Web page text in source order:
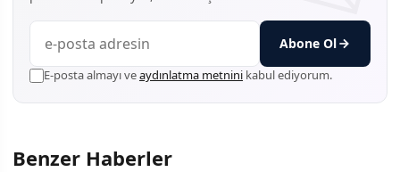
Abone Ol
E-posta almayı veaydınlatma metnini kabul ediyorum.
Benzer Haberler